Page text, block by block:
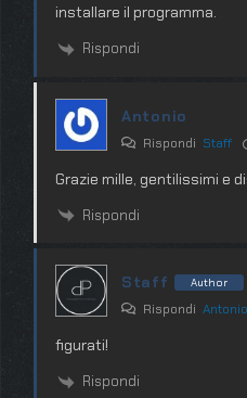
installare il programma.
Rispondi
Antonio
Rispondi Staff
Grazie mille, gentilissimi e
Rispondi
Staff Author
Rispondi Antonio
figurati!
Rispondi